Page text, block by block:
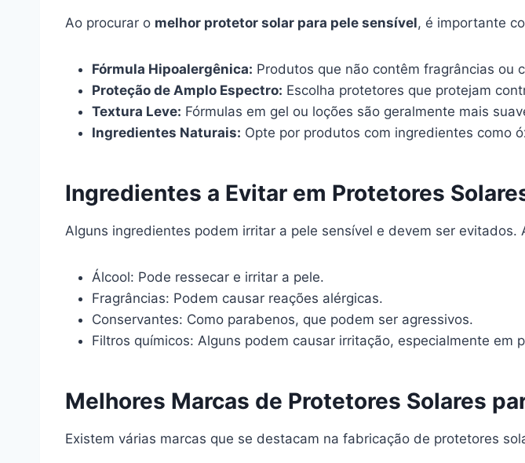
Ao procurar o melhor protetor solar para pele sensível, é importante
Fórmula Hipoalergênica: Produtos que não contêm fragrâncias ou
Proteção de Amplo Espectro: Escolha protetores que protejam
Textura Leve: Fórmulas em gel ou loções são geralmente mais
Ingredientes Naturais: Opte por produtos com ingredientes como
Ingredientes a Evitar em Protetores
Alguns ingredientes podem irritar a pele sensível e devem ser evitados.
Álcool: Pode ressecar e irritar a pele.
Fragrâncias: Podem causar reações alérgicas.
Conservantes: Como parabenos, que podem ser agressivos.
Filtros químicos: Alguns podem causar irritação, especialmente em
Melhores Marcas de Protetores Solares
Existem várias marcas que se destacam na fabricação de protetores